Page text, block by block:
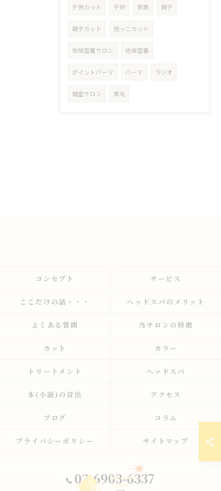
子供カット 子供 家族 親子
親子カット 抱っこカット
地域密着サロン 地域密着
ポイントパーマ パーマ ラジオ
個室サロン 育毛
03-6903-6337
コンセプト サービス
ここだけの話・・・ ヘッドスパのメリット
よくある質問 当サロンの特徴
カット カラー
トリートメント ヘッドスパ
本(小説)の貸出 アクセス
ブログ コラム
プライバシーポリシー サイトマップ